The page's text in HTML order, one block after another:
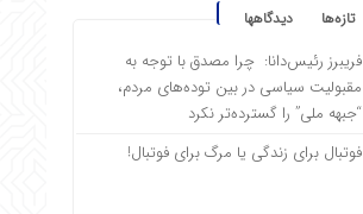
تازه‌ها دیدگاهها
فریبرز رئیس‌دانا: چرا مصدق با توجه به
مقبولیت سیاسی در بین توده‌های مردم،
“جبهه ملی” را گسترده‌تر نکرد
فوتبال برای زندگی یا مرگ برای فوتبال!